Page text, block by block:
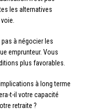
les alternatives
pas à négocier les
emprunteur. Vous
plus favorables.
à long terme
t-il votre capacité
retraite ?